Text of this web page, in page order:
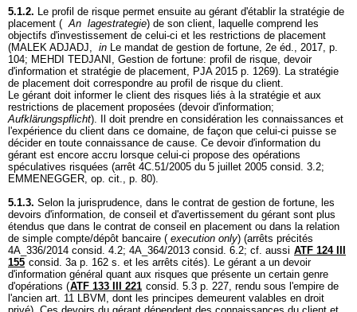
5.1.2. Le profil de risque permet ensuite au gérant d'établir la stratégie de
placement (An lagestrategie) de son client, laquelle comprend les
objectifs d'investissement de celui-ci et les restrictions de placement
(MALEK ADJADJ, in Le mandat de gestion de fortune, 2e éd., 2017, p.
104; MEHDI TEDJANI, Gestion de fortune: profil de risque, devoir
d'information et stratégie de placement, PJA 2015 p. 1269). La stratégie
de placement doit correspondre au profil de risque du client.
Le gérant doit informer le client des risques liés à la stratégie et aux
restrictions de placement proposées (devoir d'information;
Aufklärungspflicht). Il doit prendre en considération les connaissances et
l'expérience du client dans ce domaine, de façon que celui-ci puisse se
décider en toute connaissance de cause. Ce devoir d'information du
gérant est encore accru lorsque celui-ci propose des opérations
spéculatives risquées (arrêt 4C.51/2005 du 5 juillet 2005 consid. 3.2;
EMMENEGGER, op. cit., p. 80).
5.1.3. Selon la jurisprudence, dans le contrat de gestion de fortune, les
devoirs d'information, de conseil et d'avertissement du gérant sont plus
étendus que dans le contrat de conseil en placement ou dans la relation
de simple compte/dépôt bancaire ( execution only) (arrêts précités
4A_336/2014 consid. 4.2; 4A_364/2013 consid. 6.2; cf. aussi ATF 124 III
155 consid. 3a p. 162 s. et les arrêts cités). Le gérant a un devoir
d'information général quant aux risques que présente un certain genre
d'opérations (ATF 133 III 221 consid. 5.3 p. 227, rendu sous l'empire de
l'ancien art. 11 LBVM , dont les principes demeurent valables en droit